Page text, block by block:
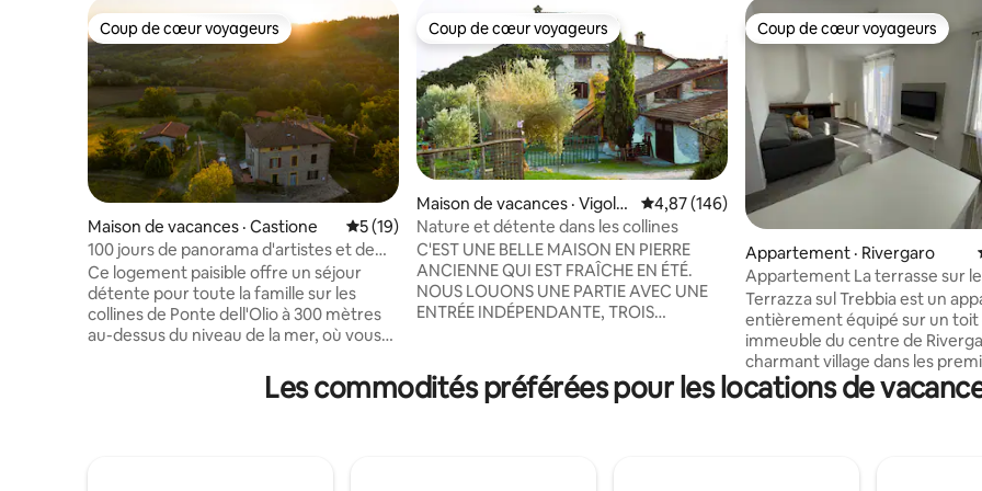
Coup de cœur voyageurs
Coup de cœur voyageurs
Maison de vacances · Castione Note moyenne de 5 sur 5, 19 commentaires
5 (19)
100 jours de panorama d'artistes et de
détente
Ce logement paisible offre un séjour
détente pour toute la famille sur les
collines de Ponte dell'Olio à 300 mètres
au-dessus du niveau de la mer, où vous
Période estivale uniquement. À la
campagne avec beaucoup de
Coup de cœur voyageurs
Coup de cœur voyageurs
Maison de vacances · Vigolz
one
Note moyenne de 4,87 sur 5, 146
4,87 (146)
Nature et détente dans les collines
C'EST UNE BELLE MAISON EN PIERRE
ANCIENNE QUI EST FRAÎCHE EN ÉTÉ.
NOUS LOUONS UNE PARTIE AVEC UNE
ENTRÉE INDÉPENDANTE, TROIS
ET ESPACE WI-FI AVEC CANAPÉ. JARDIN
AVEC CHAISES LONGUES, SALLE À
Coup de cœur voyageurs
Coup de cœur voyageurs
Appartement · Rivergaro
Appartement La terrasse sur
Terrazza sul Trebbia est un
entièrement équipé sur un toit
immeuble du centre de
charmant village dans les
collines de Val Trebbia et sur
la Trebbia. Très bien situé le
également d'autres lieux
Les commodités préférées pour les locations de